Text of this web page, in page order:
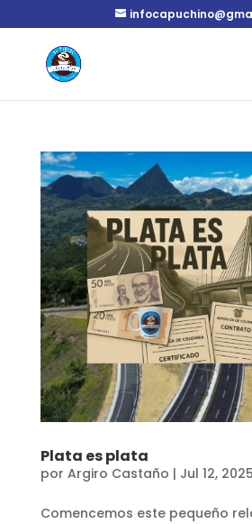
Plata es plata
por Argiro Castaño | Jul 12, 2025
Comencemos este pequeño